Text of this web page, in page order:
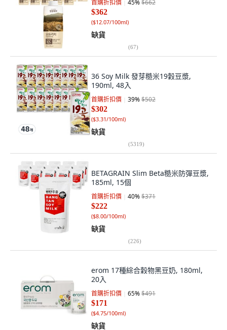
首購折扣價 45%$662
$362
($12.07/100ml)
缺貨
(67)
36 Soy Milk 發芽糙米19穀豆漿,
190ml, 48入
首購折扣價 39%$502
$302
($3.31/100ml)
缺貨
(5319)
BETAGRAIN Slim Beta糙米防彈豆漿,
185ml, 15個
首購折扣價 40%$371
$222
($8.00/100ml)
缺貨
(226)
erom 17種綜合穀物黑豆奶, 180ml,
20入
首購折扣價 65%$491
$171
($4.75/100ml)
缺貨